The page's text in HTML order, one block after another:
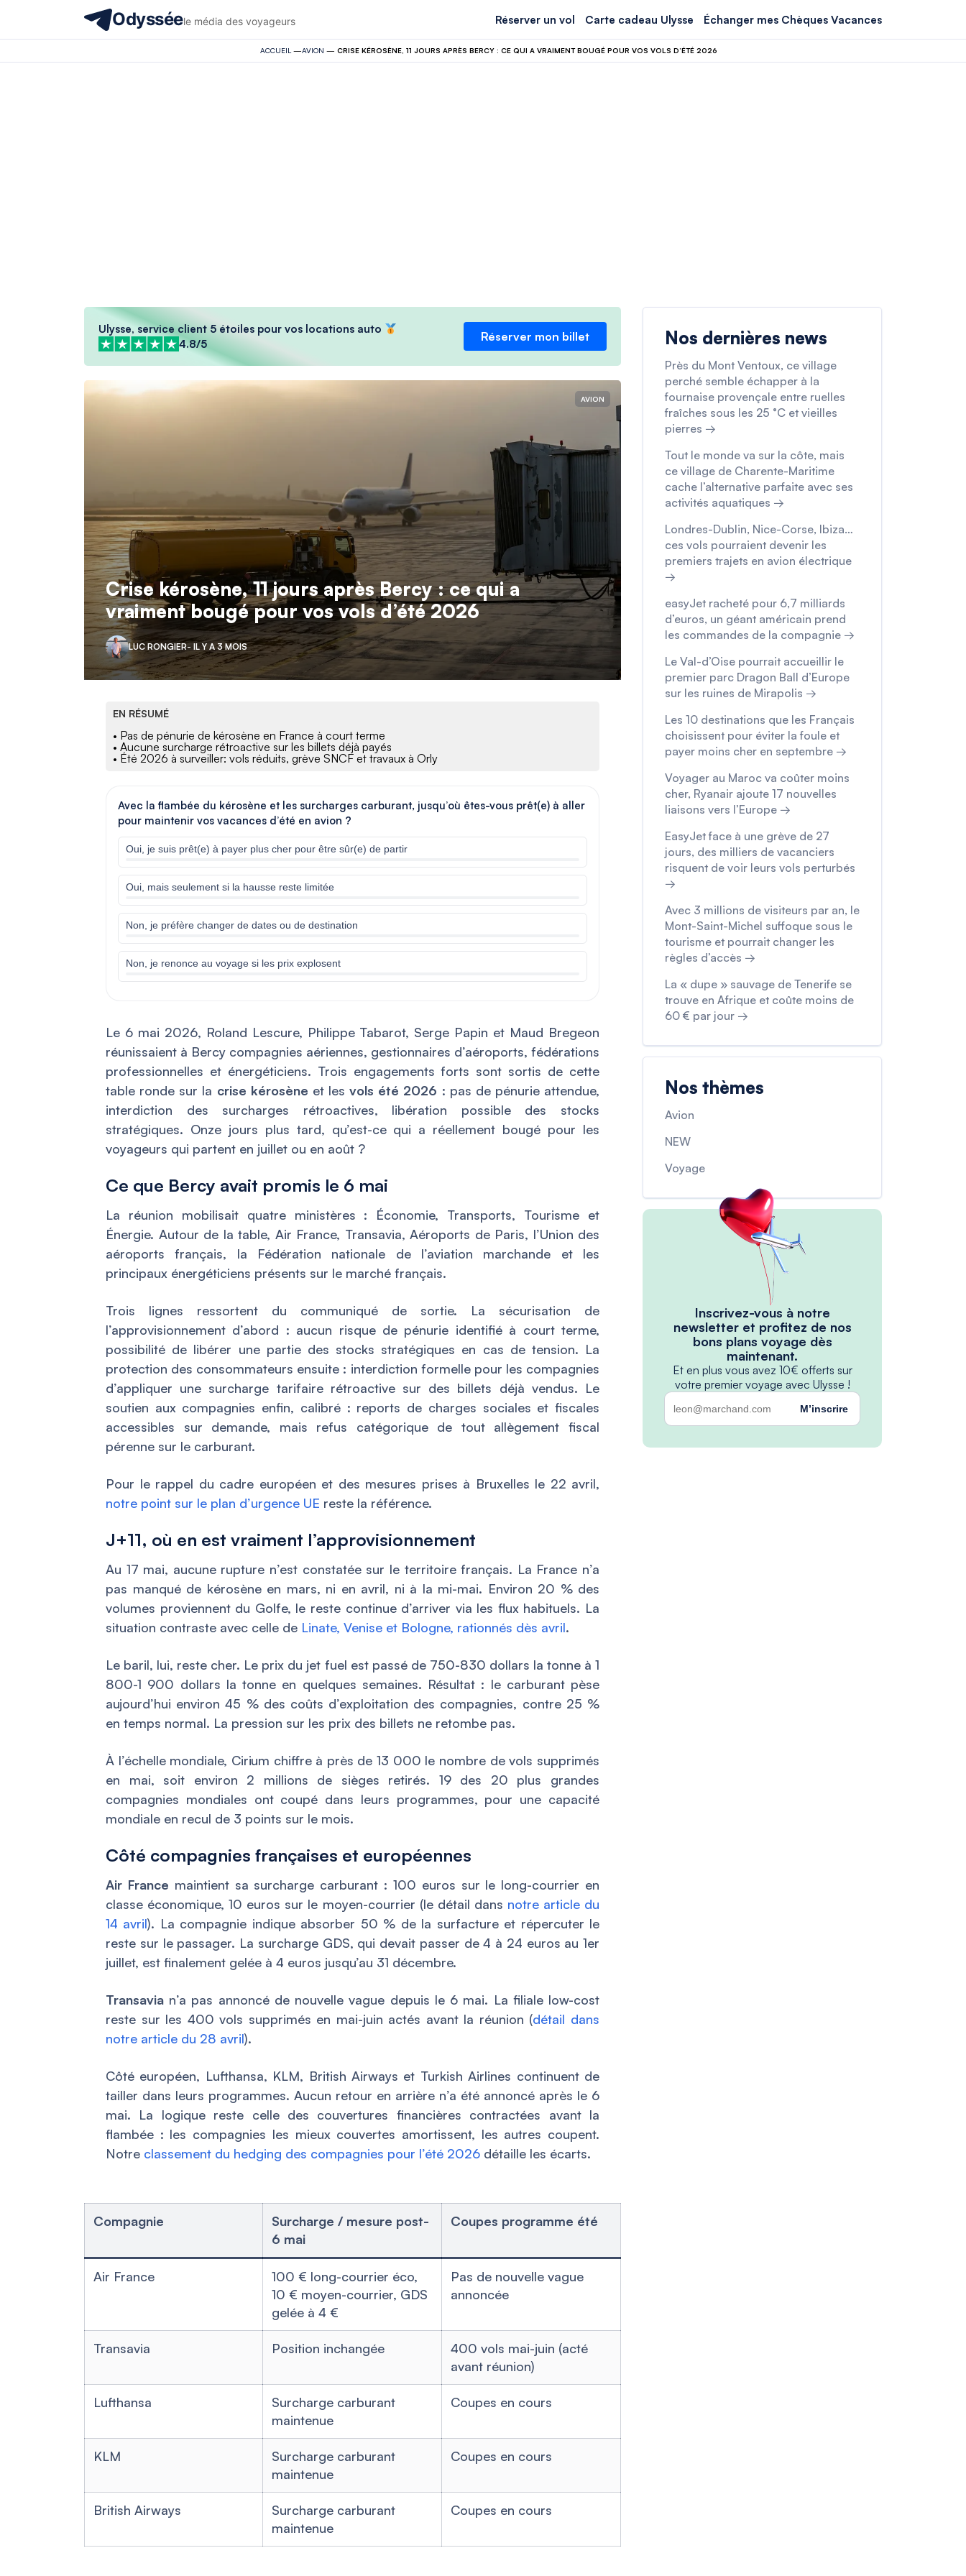
Odysséele média des voyageurs Réserver un vol Carte cadeau Ulysse Échanger mes Chèques Vacances
ACCUEIL —AVION — CRISE KÉROSÈNE, 11 JOURS APRÈS BERCY : CE QUI A VRAIMENT BOUGÉ POUR VOS VOLS D’ÉTÉ 2026
Ulysse, service client 5 étoiles pour vos locations auto
4.8/5
Réserver mon billet
AVION
Crise kérosène, 11 jours après Bercy : ce qui a
vraiment bougé pour vos vols d’été 2026
LUC RONGIER- IL Y A 3 MOIS
EN RÉSUMÉ
• Pas de pénurie de kérosène en France à court terme
• Aucune surcharge rétroactive sur les billets déjà payés
• Été 2026 à surveiller: vols réduits, grève SNCF et travaux à Orly
Avec la flambée du kérosène et les surcharges carburant, jusqu’où êtes-vous prêt(e) à aller
pour maintenir vos vacances d’été en avion ?
Oui, je suis prêt(e) à payer plus cher pour être sûr(e) de partir
Oui, mais seulement si la hausse reste limitée
Non, je préfère changer de dates ou de destination
Non, je renonce au voyage si les prix explosent
Le 6 mai 2026, Roland Lescure, Philippe Tabarot, Serge Papin et Maud Bregeon
réunissaient à Bercy compagnies aériennes, gestionnaires d’aéroports, fédérations
professionnelles et énergéticiens. Trois engagements forts sont sortis de cette
table ronde sur la crise kérosène et lesvols été 2026 : pas de pénurie attendue,
interdiction des surcharges rétroactives, libération possible des stocks
stratégiques. Onze jours plus tard, qu’est-ce qui a réellement bougé pour les
voyageurs qui partent en juillet ou en août ?
Ce que Bercy avait promis le 6 mai
La réunion mobilisait quatre ministères : Économie, Transports, Tourisme et
Énergie. Autour de la table, Air France, Transavia, Aéroports de Paris, l’Union des
aéroports français, la Fédération nationale de l’aviation marchande et les
principaux énergéticiens présents sur le marché français.
Trois lignes ressortent du communiqué de sortie. La sécurisation de
l’approvisionnement d’abord : aucun risque de pénurie identifié à court terme,
possibilité de libérer une partie des stocks stratégiques en cas de tension. La
protection des consommateurs ensuite : interdiction formelle pour les compagnies
d’appliquer une surcharge tarifaire rétroactive sur des billets déjà vendus. Le
soutien aux compagnies enfin, calibré : reports de charges sociales et fiscales
accessibles sur demande, mais refus catégorique de tout allègement fiscal
pérenne sur le carburant.
Pour le rappel du cadre européen et des mesures prises à Bruxelles le 22 avril,
notre point sur le plan d’urgence UE reste la référence.
J+11, où en est vraiment l’approvisionnement
Au 17 mai, aucune rupture n’est constatée sur le territoire français. La France n’a
pas manqué de kérosène en mars, ni en avril, ni à la mi-mai. Environ 20 % des
volumes proviennent du Golfe, le reste continue d’arriver via les flux habituels. La
situation contraste avec celle de Linate, Venise et Bologne, rationnés dès avril.
Le baril, lui, reste cher. Le prix du jet fuel est passé de 750-830 dollars la tonne à 1
800-1 900 dollars la tonne en quelques semaines. Résultat : le carburant pèse
aujourd’hui environ 45 % des coûts d’exploitation des compagnies, contre 25 %
en temps normal. La pression sur les prix des billets ne retombe pas.
À l’échelle mondiale, Cirium chiffre à près de 13 000 le nombre de vols supprimés
en mai, soit environ 2 millions de sièges retirés. 19 des 20 plus grandes
compagnies mondiales ont coupé dans leurs programmes, pour une capacité
mondiale en recul de 3 points sur le mois.
Côté compagnies françaises et européennes
Air France maintient sa surcharge carburant : 100 euros sur le long-courrier en
classe économique, 10 euros sur le moyen-courrier (le détail dans notre article du
14 avril). La compagnie indique absorber 50 % de la surfacture et répercuter le
reste sur le passager. La surcharge GDS, qui devait passer de 4 à 24 euros au 1er
juillet, est finalement gelée à 4 euros jusqu’au 31 décembre.
Transavia n’a pas annoncé de nouvelle vague depuis le 6 mai. La filiale low-cost
reste sur les 400 vols supprimés en mai-juin actés avant la réunion (détail dans
notre article du 28 avril).
Côté européen, Lufthansa, KLM, British Airways et Turkish Airlines continuent de
tailler dans leurs programmes. Aucun retour en arrière n’a été annoncé après le 6
mai. La logique reste celle des couvertures financières contractées avant la
flambée : les compagnies les mieux couvertes amortissent, les autres coupent.
Notre classement du hedging des compagnies pour l’été 2026 détaille les écarts.
Compagnie
Surcharge / mesure post-
6 mai
Coupes programme été
Air France
100 € long-courrier éco,
10 € moyen-courrier, GDS
gelée à 4 €
Pas de nouvelle vague
annoncée
Transavia Position inchangée
400 vols mai-juin (acté
avant réunion)
Lufthansa
Surcharge carburant
maintenue
Coupes en cours
KLM
Surcharge carburant
maintenue
Coupes en cours
British Airways
Surcharge carburant
maintenue
Coupes en cours
Nos dernières news
Près du Mont Ventoux, ce village
perché semble échapper à la
fournaise provençale entre ruelles
fraîches sous les 25 °C et vieilles
pierres →
Tout le monde va sur la côte, mais
ce village de Charente-Maritime
cache l’alternative parfaite avec ses
activités aquatiques →
Londres-Dublin, Nice-Corse, Ibiza…
ces vols pourraient devenir les
premiers trajets en avion électrique
→
easyJet racheté pour 6,7 milliards
d’euros, un géant américain prend
les commandes de la compagnie →
Le Val-d’Oise pourrait accueillir le
premier parc Dragon Ball d’Europe
sur les ruines de Mirapolis →
Les 10 destinations que les Français
choisissent pour éviter la foule et
payer moins cher en septembre →
Voyager au Maroc va coûter moins
cher, Ryanair ajoute 17 nouvelles
liaisons vers l’Europe →
EasyJet face à une grève de 27
jours, des milliers de vacanciers
risquent de voir leurs vols perturbés
→
Avec 3 millions de visiteurs par an, le
Mont-Saint-Michel suffoque sous le
tourisme et pourrait changer les
règles d’accès →
La « dupe » sauvage de Tenerife se
trouve en Afrique et coûte moins de
60 € par jour →
Nos thèmes
Avion
NEW
Voyage
Inscrivez-vous à notre
newsletter et profitez de nos
bons plans voyage dès
maintenant.
Et en plus vous avez 10€ offerts sur
votre premier voyage avec Ulysse !
M’inscrire